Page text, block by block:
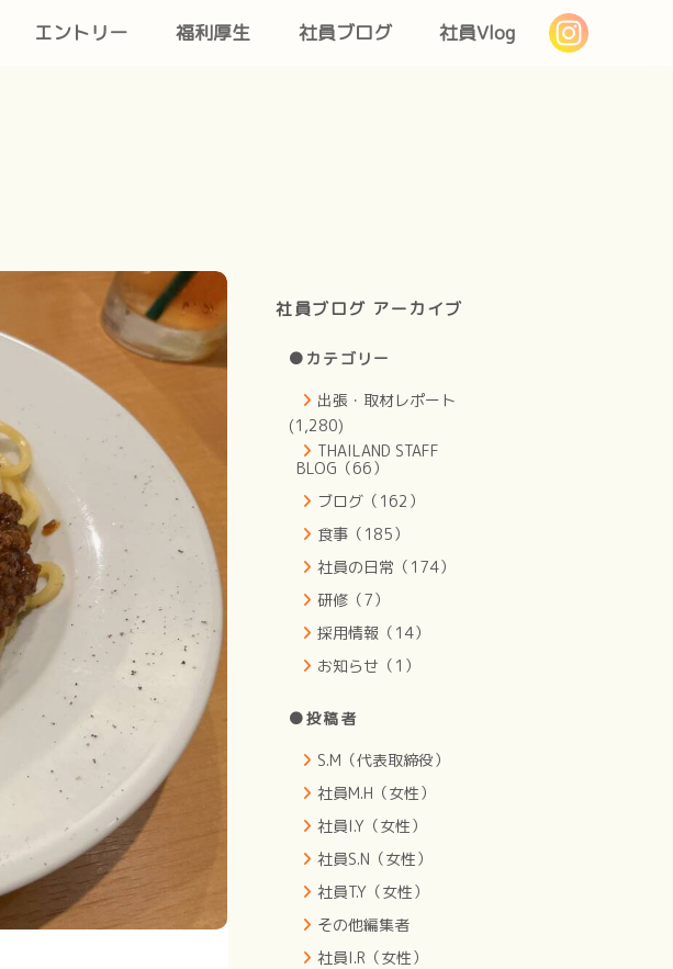
エントリー 福利厚生 社員ブログ 社員Vlog
社員ブログ アーカイブ
●カテゴリー
出張・取材レポート
(1,280)
THAILAND STAFF
BLOG（66）
ブログ（162）
食事（185）
社員の日常（174）
研修（7）
採用情報（14）
お知らせ（1）
●投稿者
S.M（代表取締役）
社員M.H（女性）
社員I.Y（女性）
社員S.N（女性）
社員T.Y（女性）
その他編集者
社員I.R（女性）